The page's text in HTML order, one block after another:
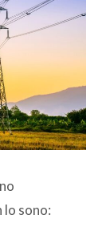
sono: